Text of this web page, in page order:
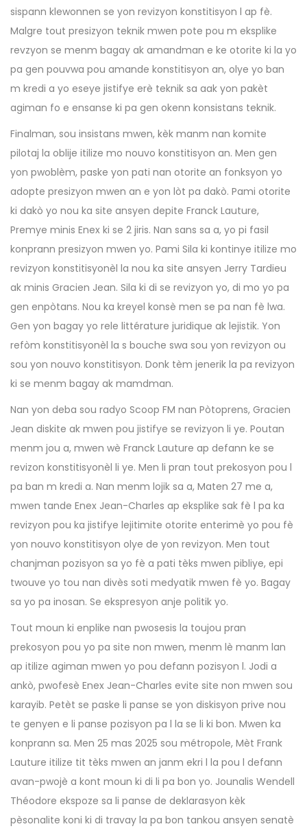
sispann klewonnen se yon revizyon konstitisyon l ap fè.
Malgre tout presizyon teknik mwen pote pou m eksplike
revzyon se menm bagay ak amandman e ke otorite ki la yo
pa gen pouvwa pou amande konstitisyon an, olye yo ban
m kredi a yo eseye jistifye erè teknik sa aak yon pakèt
agiman fo e ensanse ki pa gen okenn konsistans teknik.
Finalman, sou insistans mwen, kèk manm nan komite
pilotaj la oblije itilize mo nouvo konstitisyon an. Men gen
yon pwoblèm, paske yon pati nan otorite an fonksyon yo
adopte presizyon mwen an e yon lòt pa dakò. Pami otorite
ki dakò yo nou ka site ansyen depite Franck Lauture,
Premye minis Enex ki se 2 jiris. Nan sans sa a, yo pi fasil
konprann presizyon mwen yo. Pami Sila ki kontinye itilize mo
revizyon konstitisyonèl la nou ka site ansyen Jerry Tardieu
ak minis Gracien Jean. Sila ki di se revizyon yo, di mo yo pa
gen enpòtans. Nou ka kreyel konsè men se pa nan fè lwa.
Gen yon bagay yo rele littérature juridique ak lejistik. Yon
refòm konstitisyonèl la s bouche swa sou yon revizyon ou
sou yon nouvo konstitisyon. Donk tèm jenerik la pa revizyon
ki se menm bagay ak mamdman.
Nan yon deba sou radyo Scoop FM nan Pòtoprens, Gracien
Jean diskite ak mwen pou jistifye se revizyon li ye. Poutan
menm jou a, mwen wè Franck Lauture ap defann ke se
revizon konstitisyonèl li ye. Men li pran tout prekosyon pou l
pa ban m kredi a. Nan menm lojik sa a, Maten 27 me a,
mwen tande Enex Jean-Charles ap eksplike sak fè l pa ka
revizyon pou ka jistifye lejitimite otorite enterimè yo pou fè
yon nouvo konstitisyon olye de yon revizyon. Men tout
chanjman pozisyon sa yo fè a pati tèks mwen pibliye, epi
twouve yo tou nan divès soti medyatik mwen fè yo. Bagay
sa yo pa inosan. Se ekspresyon anje politik yo.
Tout moun ki enplike nan pwosesis la toujou pran
prekosyon pou yo pa site non mwen, menm lè manm lan
ap itilize agiman mwen yo pou defann pozisyon l. Jodi a
ankò, pwofesè Enex Jean-Charles evite site non mwen sou
karayib. Petèt se paske li panse se yon diskisyon prive nou
te genyen e li panse pozisyon pa l la se li ki bon. Mwen ka
konprann sa. Men 25 mas 2025 sou métropole, Mèt Frank
Lauture itilize tit tèks mwen an janm ekri l la pou l defann
avan-pwojè a kont moun ki di li pa bon yo. Jounalis Wendell
Théodore ekspoze sa li panse de deklarasyon kèk
pèsonalite koni ki di travay la pa bon tankou ansyen senatè